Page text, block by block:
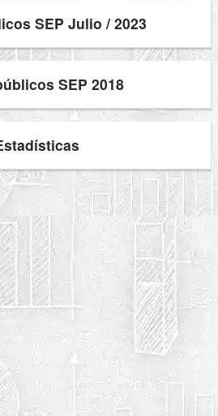
SEP Julio / 2023
SEP 2018